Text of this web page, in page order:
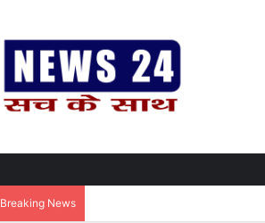
Breaking News